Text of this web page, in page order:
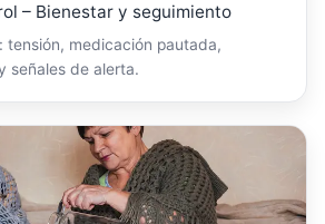
– Bienestar y seguimiento
tensión, medicación pautada,
señales de alerta.